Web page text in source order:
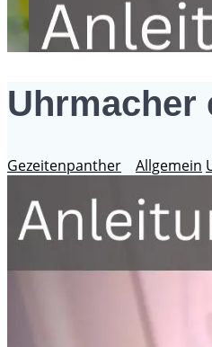
Uhrmacher
Gezeitenpanther Allgemein